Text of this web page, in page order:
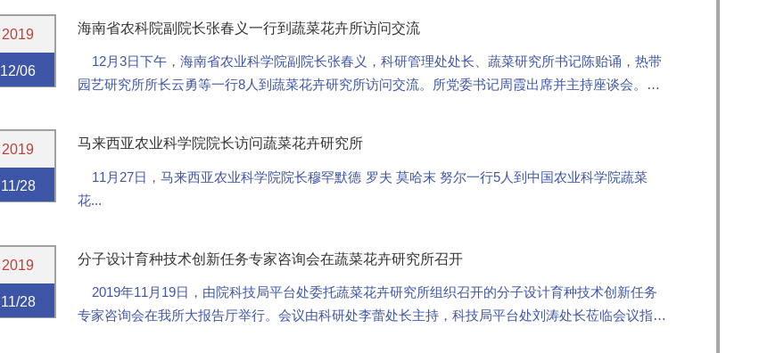
2019
12/06
海南省农科院副院长张春义一行到蔬菜花卉所访问交流
12月3日下午，海南省农业科学院副院长张春义，科研管理处处长、蔬菜研究所书记陈贻诵，热带
园艺研究所所长云勇等一行8人到蔬菜花卉研究所访问交流。所党委书记周霞出席并主持座谈会。
2019
11/28
马来西亚农业科学院院长访问蔬菜花卉研究所
11月27日，马来西亚农业科学院院长穆罕默德 罗夫 莫哈末 努尔一行5人到中国农业科学院蔬菜
花...
2019
11/28
分子设计育种技术创新任务专家咨询会在蔬菜花卉研究所召开
2019年11月19日，由院科技局平台处委托蔬菜花卉研究所组织召开的分子设计育种技术创新任务
专家咨询会在我所大报告厅举行。会议由科研处李蕾处长主持，科技局平台处刘涛处长莅临会议指